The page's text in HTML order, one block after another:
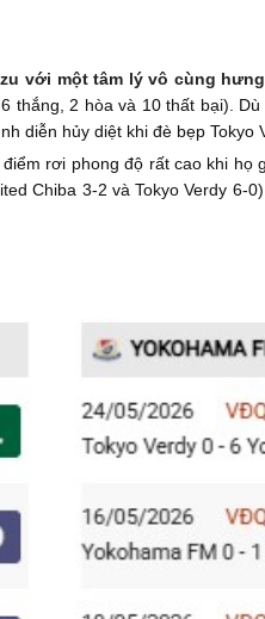
với một tâm lý vô cùng
thắng, 2 hòa và 10 thất bại).
diễn hủy diệt khi đè bẹp
rơi phong độ rất cao khi họ
Chiba 3-2 và Tokyo Verdy 6-